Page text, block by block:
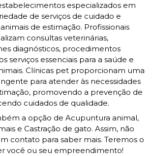
especializados em
de serviços de cuidado e
de estimação. Profissionais
consultas veterinárias,
diagnósticos, procedimentos
serviços essenciais para a saúde e
Clínicas pet proporcionam uma
para atender às necessidades
promovendo a prevenção de
cuidados de qualidade.
a opção de Acupuntura animal,
e Castração de gato. Assim, não
contato para saber mais. Teremos o
você ou seu empreendimento!